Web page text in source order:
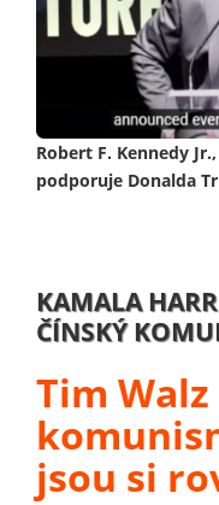
Robert F. Kennedy
podporuje Donalda
KAMALA
ČÍNSKÝ
Tim
jsou si